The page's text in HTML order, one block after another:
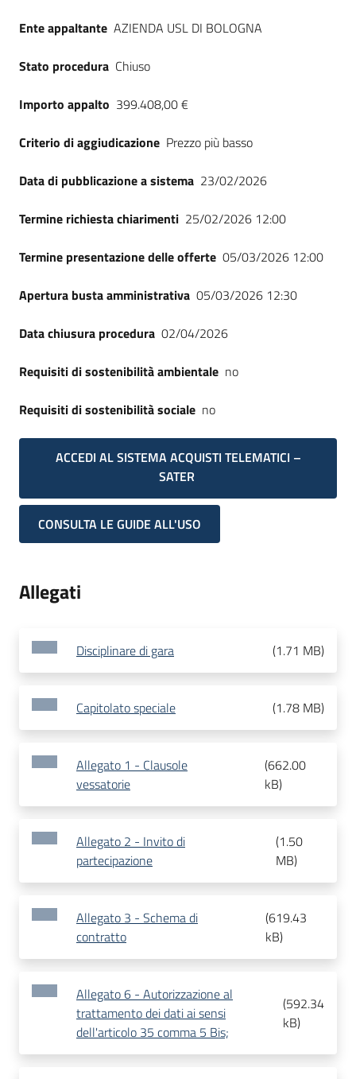
Ente appaltante AZIENDA USL DI BOLOGNA
Stato procedura Chiuso
Importo appalto 399.408,00 €
Criterio di aggiudicazione Prezzo più basso
Data di pubblicazione a sistema 23/02/2026
Termine richiesta chiarimenti 25/02/2026 12:00
Termine presentazione delle offerte 05/03/2026 12:00
Apertura busta amministrativa 05/03/2026 12:30
Data chiusura procedura 02/04/2026
Requisiti di sostenibilità ambientale no
Requisiti di sostenibilità sociale no
ACCEDI AL SISTEMA ACQUISTI TELEMATICI –
SATER
CONSULTA LE GUIDE ALL'USO
Allegati
Disciplinare di gara (1.71 MB)
Capitolato speciale (1.78 MB)
Allegato 1 - Clausole
vessatorie
(662.00
kB)
Allegato 2 - Invito di
partecipazione
(1.50
MB)
Allegato 3 - Schema di
contratto
(619.43
kB)
Allegato 6 - Autorizzazione al
trattamento dei dati ai sensi
dell'articolo 35 comma 5 Bis;
(592.34
kB)